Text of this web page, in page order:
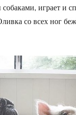
играет и
со всех ног